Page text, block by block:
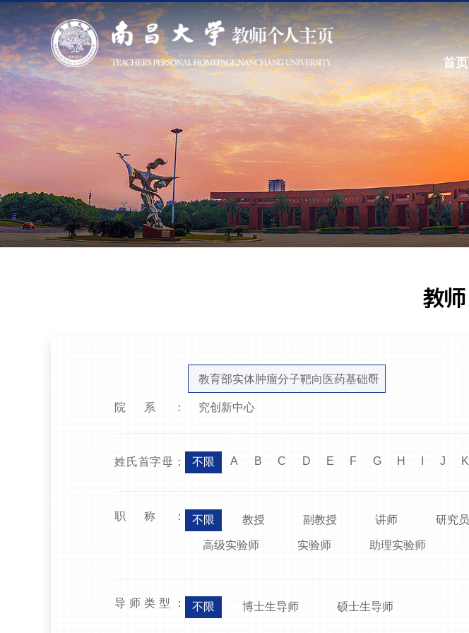
首页
教师
院系：
教育部实体肿瘤分子靶向医药基础研
究创新中心
姓氏首字母： 不限 A B C D E F G H J K
职称： 不限 教授 副教授 讲师 研究员
高级实验师 实验师 助理实验师
导师类型： 不限 博士生导师 硕士生导师